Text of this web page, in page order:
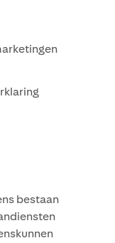
bestaan